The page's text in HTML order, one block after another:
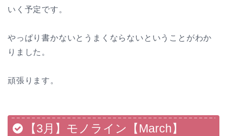
いく予定です。
やっぱり書かないとうまくならないということがわか
りました。
頑張ります。
【3月】モノライン【March】